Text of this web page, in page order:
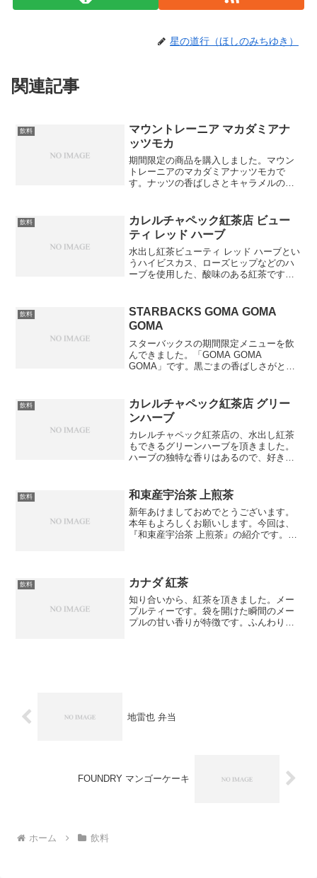
星の道行（ほしのみちゆき）
関連記事
飲料
マウントレーニア マカダミアナ
ッツモカ
期間限定の商品を購入しました。マウン
トレーニアのマカダミアナッツモカで
す。ナッツの香ばしさとキャラメルのよ
飲料
カレルチャペック紅茶店 ビュー
ティ レッド ハーブ
水出し紅茶ビューティ レッド ハーブとい
うハイビスカス、ローズヒップなどのハ
ーブを使用した、酸味のある紅茶です。
てください。
飲料
STARBACKS GOMA GOMA
GOMA
スターバックスの期間限定メニューを飲
んできました。「GOMA GOMA
GOMA」です。黒ごまの香ばしさがとて
ーションをもらったようです。↓書き初め
というと懐かしいで...
飲料
カレルチャペック紅茶店 グリー
ンハーブ
カレルチャペック紅茶店の、水出し紅茶
もできるグリーンハーブを頂きました。
ハーブの独特な香りはあるので、好き嫌
です。今までのものと異なり、味が薄く
できてしまうので、今度お...
飲料 和束産宇治茶 上煎茶
新年あけましておめでとうございます。
本年もよろしくお願いします。今回は、
『和束産宇治茶 上煎茶』の紹介です。久
なおす時間も必要ですね...
飲料 カナダ 紅茶
知り合いから、紅茶を頂きました。メー
プルティーです。袋を開けた瞬間のメー
プルの甘い香りが特徴です。ふんわりと
地雷也 弁当
FOUNDRY マンゴーケーキ
ホーム 飲料